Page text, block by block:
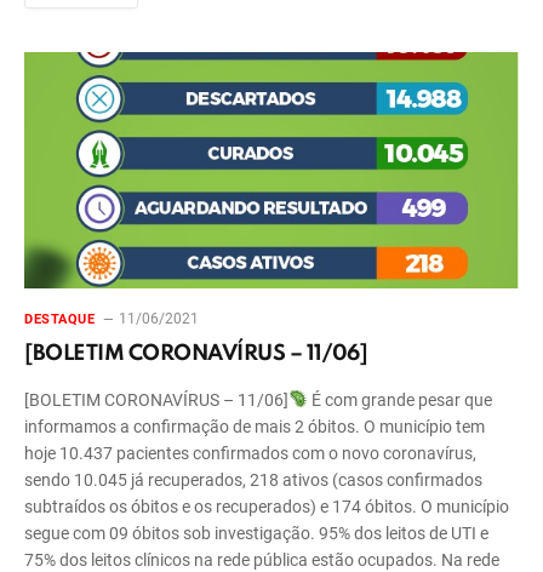
DESTAQUE 11/06/2021
[BOLETIM CORONAVÍRUS – 11/06]
[BOLETIM CORONAVÍRUS – 11/06]
É com grande pesar que
informamos a confirmação de mais 2 óbitos. O município tem
hoje 10.437 pacientes confirmados com o novo coronavírus,
sendo 10.045 já recuperados, 218 ativos (casos confirmados
subtraídos os óbitos e os recuperados) e 174 óbitos. O município
segue com 09 óbitos sob investigação. 95% dos leitos de UTI e
75% dos leitos clínicos na rede pública estão ocupados. Na rede